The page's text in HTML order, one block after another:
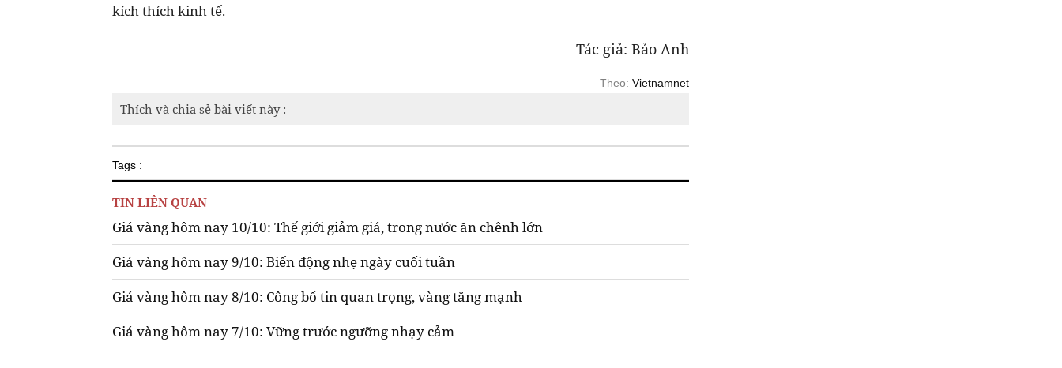
kích thích kinh tế.
Tác giả: Bảo Anh
Theo: Vietnamnet
Thích và chia sẻ bài viết này :
Tags :
TIN LIÊN QUAN
Giá vàng hôm nay 10/10: Thế giới giảm giá, trong nước ăn chênh lớn
Giá vàng hôm nay 9/10: Biến động nhẹ ngày cuối tuần
Giá vàng hôm nay 8/10: Công bố tin quan trọng, vàng tăng mạnh
Giá vàng hôm nay 7/10: Vững trước ngưỡng nhạy cảm